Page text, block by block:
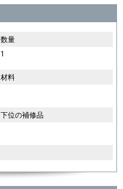
数量
1
材料
下位の補修品